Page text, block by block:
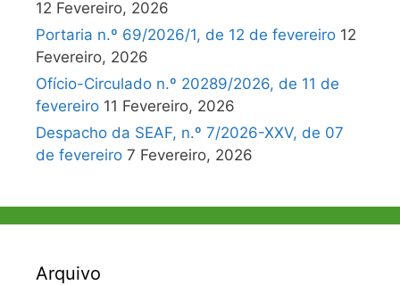
12 Fevereiro, 2026
Portaria n.º 69/2026/1, de 12 de fevereiro 12
Fevereiro, 2026
Ofício-Circulado n.º 20289/2026, de 11 de
fevereiro 11 Fevereiro, 2026
Despacho da SEAF, n.º 7/2026-XXV, de 07
de fevereiro 7 Fevereiro, 2026
Arquivo